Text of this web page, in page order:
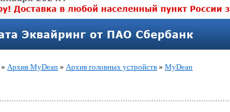
» Архив MyDean » Архив головных устройств » MyDean